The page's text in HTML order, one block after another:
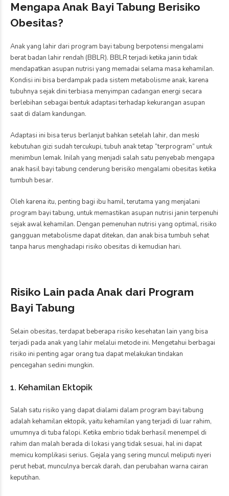
Mengapa Anak Bayi Tabung Berisiko
Obesitas?
Anak yang lahir dari program bayi tabung berpotensi mengalami
berat badan lahir rendah (BBLR). BBLR terjadi ketika janin tidak
mendapatkan asupan nutrisi yang memadai selama masa kehamilan.
Kondisi ini bisa berdampak pada sistem metabolisme anak, karena
tubuhnya sejak dini terbiasa menyimpan cadangan energi secara
berlebihan sebagai bentuk adaptasi terhadap kekurangan asupan
saat di dalam kandungan.
Adaptasi ini bisa terus berlanjut bahkan setelah lahir, dan meski
kebutuhan gizi sudah tercukupi, tubuh anak tetap “terprogram” untuk
menimbun lemak. Inilah yang menjadi salah satu penyebab mengapa
anak hasil bayi tabung cenderung berisiko mengalami obesitas ketika
tumbuh besar.
Oleh karena itu, penting bagi ibu hamil, terutama yang menjalani
program bayi tabung, untuk memastikan asupan nutrisi janin terpenuhi
sejak awal kehamilan. Dengan pemenuhan nutrisi yang optimal, risiko
gangguan metabolisme dapat ditekan, dan anak bisa tumbuh sehat
tanpa harus menghadapi risiko obesitas di kemudian hari.
Risiko Lain pada Anak dari Program
Bayi Tabung
Selain obesitas, terdapat beberapa risiko kesehatan lain yang bisa
terjadi pada anak yang lahir melalui metode ini. Mengetahui berbagai
risiko ini penting agar orang tua dapat melakukan tindakan
pencegahan sedini mungkin.
1. Kehamilan Ektopik
Salah satu risiko yang dapat dialami dalam program bayi tabung
adalah kehamilan ektopik, yaitu kehamilan yang terjadi di luar rahim,
umumnya di tuba falopi. Ketika embrio tidak berhasil menempel di
rahim dan malah berada di lokasi yang tidak sesuai, hal ini dapat
memicu komplikasi serius. Gejala yang sering muncul meliputi nyeri
perut hebat, munculnya bercak darah, dan perubahan warna cairan
keputihan.